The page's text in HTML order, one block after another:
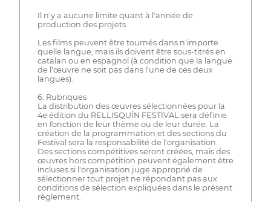
Il n'y a aucune limite quant à l'année de
production des projets.
Les films peuvent être tournés dans n'importe
quelle langue, mais ils doivent être sous-titrés en
catalan ou en espagnol (à condition que la langue
de l'œuvre ne soit pas dans l'une de ces deux
langues).
6. Rubriques
La distribution des œuvres sélectionnées pour la
4e édition du RELLISQUÍN FESTIVAL sera définie
en fonction de leur thème ou de leur durée. La
création de la programmation et des sections du
Festival sera la responsabilité de l'organisation.
Des sections compétitives seront créées, mais des
œuvres hors compétition peuvent également être
incluses si l'organisation juge approprié de
sélectionner tout projet ne répondant pas aux
conditions de sélection expliquées dans le présent
règlement.